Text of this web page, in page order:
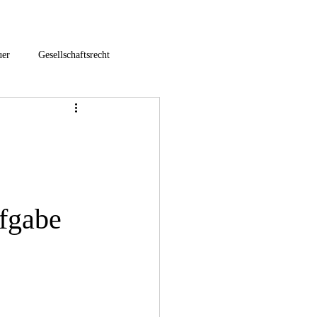
Gesellschaftsrecht
3-E-Commerce / Onlinehandel